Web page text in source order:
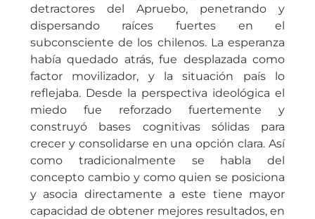
detractores del Apruebo, penetrando y
dispersando raíces fuertes en el
subconsciente de los chilenos. La esperanza
había quedado atrás, fue desplazada como
factor movilizador, y la situación país lo
reflejaba. Desde la perspectiva ideológica el
miedo fue reforzado fuertemente y
construyó bases cognitivas sólidas para
crecer y consolidarse en una opción clara. Así
como tradicionalmente se habla del
concepto cambio y como quien se posiciona
y asocia directamente a este tiene mayor
capacidad de obtener mejores resultados, en